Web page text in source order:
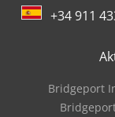
+34 911
Bridgeport